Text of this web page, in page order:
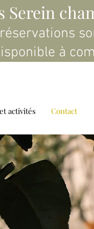
Serein
à
activités Contact